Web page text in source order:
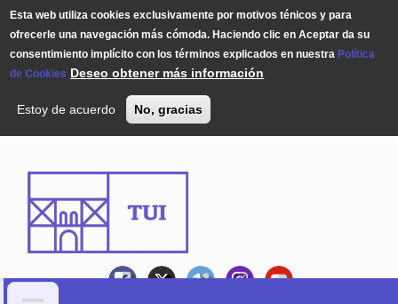
Esta web utiliza cookies exclusivamente por motivos ténicos y para
ofrecerle una navegación más cómoda. Haciendo clic en Aceptar da su
consentimiento implícito con los términos explicados en nuestra Política
de Cookies Deseo obtener más información
Estoy de acuerdo No, gracias
USTED ESTÁ AQUÍ